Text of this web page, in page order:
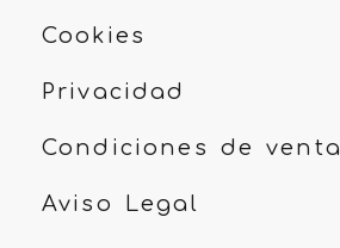
Cookies
Privacidad
Condiciones de venta
Aviso Legal